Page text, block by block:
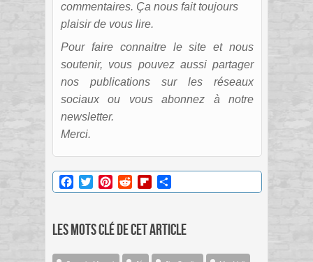
commentaires. Ça nous fait toujours
plaisir de vous lire.
Pour faire connaitre le site et nous
soutenir, vous pouvez aussi partager
nos publications sur les réseaux
sociaux ou vous abonnez à notre
newsletter.
Merci.
Facebook
TwitterPinterestRedditFlipboard
Les mots clé de cet article